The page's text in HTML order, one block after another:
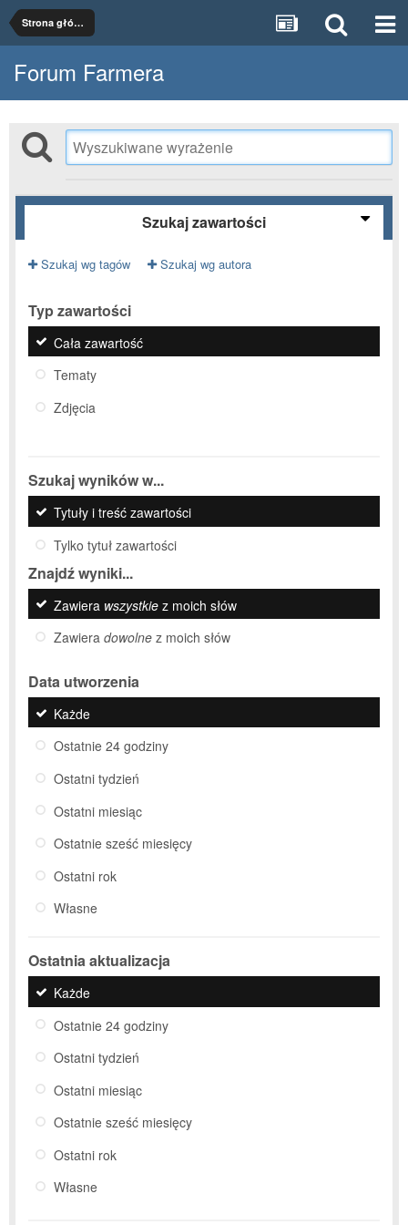
Strona główna
Forum Farmera
Szukaj zawartości
Szukaj wg tagów Szukaj wg autora
Typ zawartości
Cała zawartość
Tematy
Zdjęcia
Szukaj wyników w...
Tytuły i treść zawartości
Tylko tytuł zawartości
Znajdź wyniki...
Zawiera wszystkie z moich słów
Zawiera dowolne z moich słów
Data utworzenia
Każde
Ostatnie 24 godziny
Ostatni tydzień
Ostatni miesiąc
Ostatnie sześć miesięcy
Ostatni rok
Własne
Ostatnia aktualizacja
Każde
Ostatnie 24 godziny
Ostatni tydzień
Ostatni miesiąc
Ostatnie sześć miesięcy
Ostatni rok
Własne